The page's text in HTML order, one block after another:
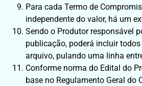
Para cada Termo de
independente do valor, há um
Sendo o Produtor responsável
publicação, poderá incluir
arquivo, pulando uma linha
Conforme norma do Edital do
base no Regulamento Geral do